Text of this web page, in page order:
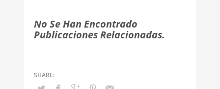
No Se Han Encontrado
Publicaciones Relacionadas.